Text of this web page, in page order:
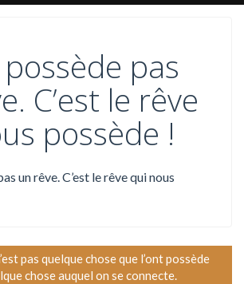
pas
C’est le rêve
possède !
un rêve. C’est le rêve qui nous
pas quelque chose que l’ont possède
chose auquel on se connecte.